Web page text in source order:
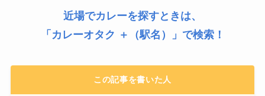
近場でカレーを探すときは、
「 カレーオタク ＋（駅名） 」で検索！
この記事を書いた人